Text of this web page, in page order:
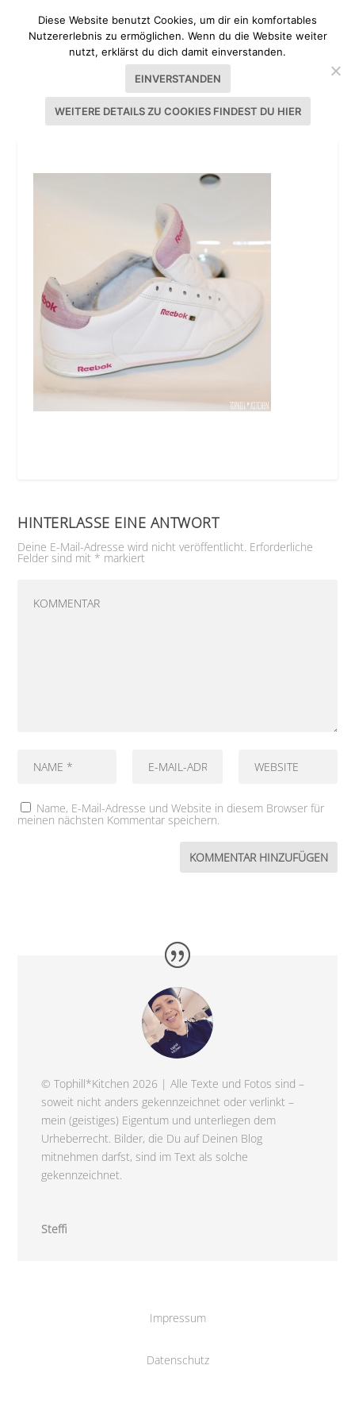
SCHUHE_MACHEN_LEUTE_09
HINTERLASSE EINE ANTWORT
Deine E-Mail-Adresse wird nicht veröffentlicht. Erforderliche
Felder sind mit * markiert
Name, E-Mail-Adresse und Website in diesem Browser für
meinen nächsten Kommentar speichern.
© Tophill*Kitchen 2026 | Alle Texte und Fotos sind –
soweit nicht anders gekennzeichnet oder verlinkt –
mein (geistiges) Eigentum und unterliegen dem
Urheberrecht. Bilder, die Du auf Deinen Blog
mitnehmen darfst, sind im Text als solche
gekennzeichnet.
Steffi
Impressum
Datenschutz
Diese Website benutzt Cookies, um dir ein komfortables
Nutzererlebnis zu ermöglichen. Wenn du die Website weiter
nutzt, erklärst du dich damit einverstanden.
EINVERSTANDEN
WEITERE DETAILS ZU COOKIES FINDEST DU HIER